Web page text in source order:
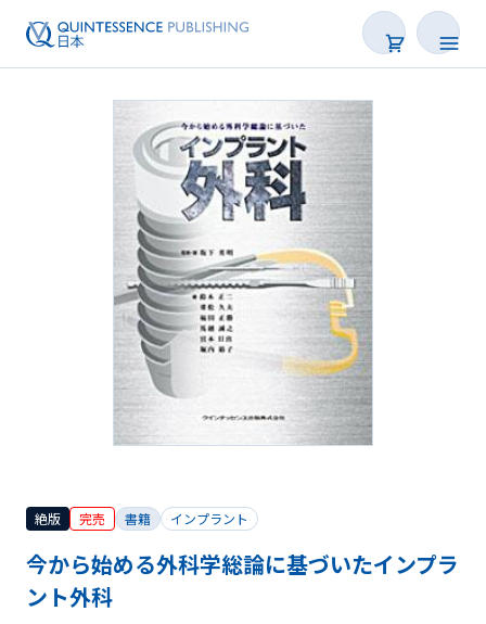
書籍
雑誌
映像
電子BOOK
著者一覧
絶版 完売 書籍 インプラント
今から始める外科学総論に基づいたインプラ
ント外科